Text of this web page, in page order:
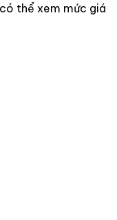
thể xem mức giá